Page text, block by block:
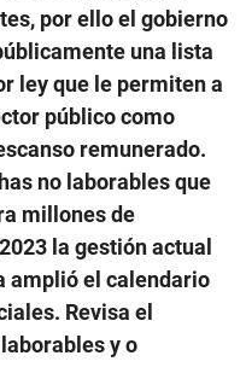
por ello el gobierno
una lista
ley que le permiten a
público como
remunerado.
no laborables que
millones de
la gestión actual
amplió el calendario
Revisa el
y o